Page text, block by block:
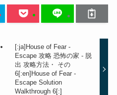
[:ja]House of Fear -
Escape 攻略 恐怖の家 - 脱
出 攻略方法・ その
6[:en]House of Fear -
Escape Solution
Walkthrough 6[:]